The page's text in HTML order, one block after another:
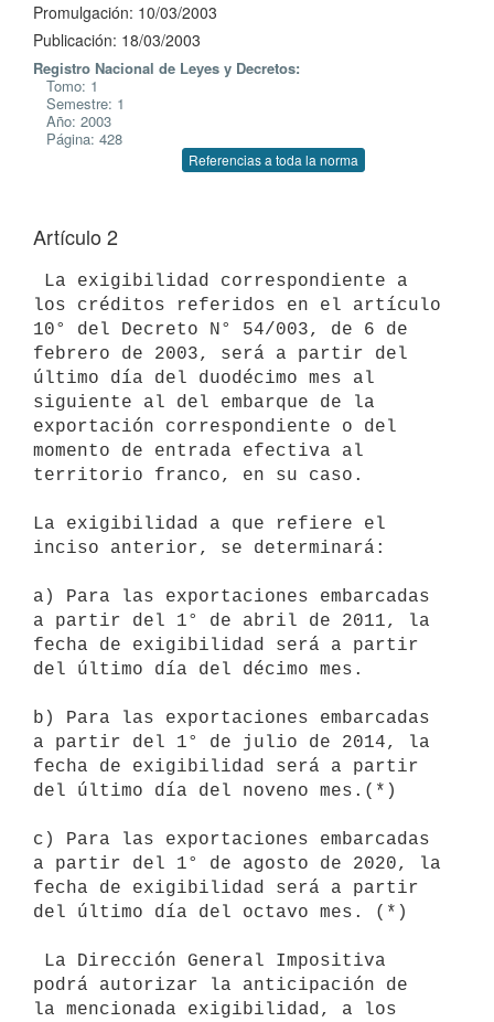
Promulgación: 10/03/2003
Publicación: 18/03/2003
Registro Nacional de Leyes y Decretos:
Tomo: 1
Semestre: 1
Año: 2003
Página: 428
Referencias a toda la norma
Artículo 2
los créditos referidos en el artículo
10° del Decreto N° 54/003, de 6 de
febrero de 2003, será a partir del
último día del duodécimo mes al
siguiente al del embarque de la
exportación correspondiente o del
momento de entrada efectiva al
territorio franco, en su caso.
La exigibilidad a que refiere el
inciso anterior, se determinará:
a) Para las exportaciones embarcadas
a partir del 1° de abril de 2011, la
fecha de exigibilidad será a partir
del último día del décimo mes.
b) Para las exportaciones embarcadas
a partir del 1° de julio de 2014, la
fecha de exigibilidad será a partir
del último día del noveno mes.(*)
c) Para las exportaciones embarcadas
a partir del 1° de agosto de 2020, la
fecha de exigibilidad será a partir
del último día del octavo mes. (*)
podrá autorizar la anticipación de
la mencionada exigibilidad, a los